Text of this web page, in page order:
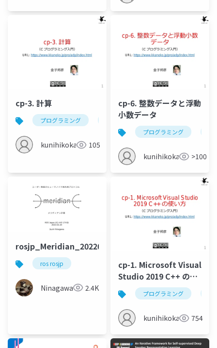
cp-3. 計算
プログラミング 計算
kunihikokaneko105
cp-6. 整数データと浮動
小数データ
プログラミング
kunihikokaneko>100
rosjp_Meridian_20220220
ros rosjp
Ninagawa123 2.4K
cp-1. Microsoft Visual
Studio 2019 C++ の使
い方
プログラミング
kunihikokaneko754